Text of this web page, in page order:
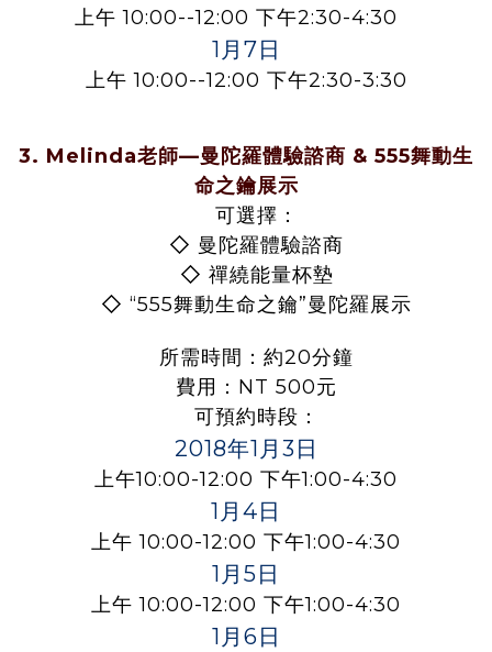
上午 10:00--12:00 下午2:30-4:30
1月7日
上午 10:00--12:00 下午2:30-3:30
3. Melinda老師—曼陀羅體驗諮商 & 555舞動生
命之鑰展示
可選擇：
◇ 曼陀羅體驗諮商
◇ 禪繞能量杯墊
◇ “555舞動生命之鑰”曼陀羅展示
所需時間：約20分鐘
費用：NT 500元
可預約時段：
2018年1月3日
上午10:00-12:00 下午1:00-4:30
1月4日
上午 10:00-12:00 下午1:00-4:30
1月5日
上午 10:00-12:00 下午1:00-4:30
1月6日